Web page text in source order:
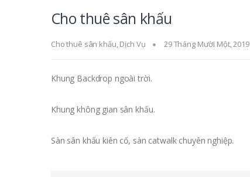
Cho thuê sân khấu
Cho thuê sân khấu,Dịch Vụ 29 Tháng Mười Một, 2019
Khung Backdrop ngoài trời.
Khung không gian sân khấu.
Sàn sân khấu kiên cố, sàn catwalk chuyên nghiệp.